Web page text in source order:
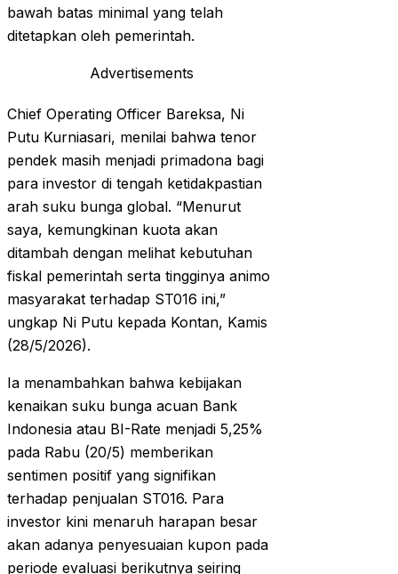
bawah batas minimal yang telah
ditetapkan oleh pemerintah.
Advertisements
Chief Operating Officer Bareksa, Ni
Putu Kurniasari, menilai bahwa tenor
pendek masih menjadi primadona bagi
para investor di tengah ketidakpastian
arah suku bunga global. “Menurut
saya, kemungkinan kuota akan
ditambah dengan melihat kebutuhan
fiskal pemerintah serta tingginya animo
masyarakat terhadap ST016 ini,”
ungkap Ni Putu kepada Kontan, Kamis
(28/5/2026).
Ia menambahkan bahwa kebijakan
kenaikan suku bunga acuan Bank
Indonesia atau BI-Rate menjadi 5,25%
pada Rabu (20/5) memberikan
sentimen positif yang signifikan
terhadap penjualan ST016. Para
investor kini menaruh harapan besar
akan adanya penyesuaian kupon pada
periode evaluasi berikutnya seiring